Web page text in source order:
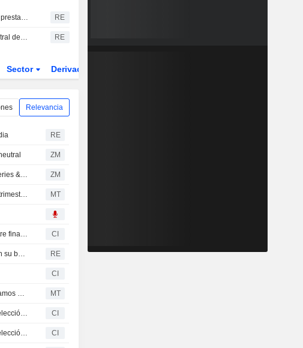
State Bank of India, el mayor prestamista de la India, supera las previsiones de beneficio trimestral gracias al crecimiento del crédito RE
REACCIONES: El banco central de la India mantiene los tipos de interés según lo previsto RE
Sector Derivados
Relevancia
RE
ZM
KOTAK MAHINDRA BANK LIMITED : recomendación de compra de Jefferies & Co. ZM
Kotak Mahindra Bank registra un crecimiento del beneficio en el primer trimestre fiscal MT
Kotak Mahindra Bank Limited presenta sus resultados del primer trimestre finalizado el 30 de junio de 2026 CI
El banco indio Kotak supera las previsiones con un aumento del 26% en su beneficio del primer trimestre RE
CI
Kotak Mahindra Bank completa la transferencia de una cartera de préstamos de 95.900 millones INR de su filial MT
Kotak Mahindra Bank Ltd anuncia que Ashok Vaswani no optará a la reelección como consejero delegado CI
Kotak Mahindra Bank Ltd anuncia que Ashok Vaswani no optará a la reelección como consejero delegado CI